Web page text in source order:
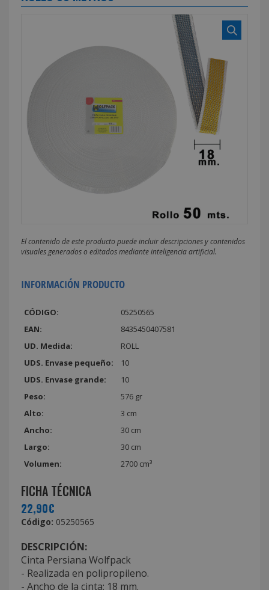
El contenido de este producto puede incluir descripciones y contenidos
visuales generados o editados mediante inteligencia artificial.
INFORMACIÓN PRODUCTO
CÓDIGO:
05250565
EAN:
8435450407581
UD. Medida:
ROLL
UDS. Envase pequeño:
10
UDS. Envase grande:
10
Peso:
576 gr
Alto:
3 cm
Ancho:
30 cm
Largo:
30 cm
Volumen:
2700 cm³
FICHA TÉCNICA
22,90€
Código: 05250565
DESCRIPCIÓN:
Cinta Persiana Wolfpack
- Realizada en polipropileno.
- Ancho de la cinta: 18 mm.